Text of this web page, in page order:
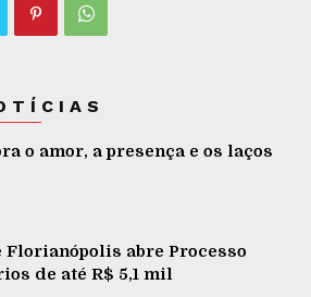
o amor, a presença e os laços
Florianópolis abre Processo
de até R$ 5,1 mil